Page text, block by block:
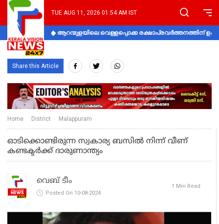
TUE AUG 11, 2026 01:54 AM IST
ആറന്മുളയിലെ വെള്ളപ്പൊക്ക രക്ഷാപ്രവര്‍ത്തനത്തിന്
Share this Article
Home District Malappuram
ഓടിക്കൊണ്ടിരുന്ന സ്വകാര്യ ബസിൽ നിന്ന് വീണ്
കണ്ടക്ടർക്ക് ദാരുണാന്ത്യം
വെബ് ടീം
Posted On 10-08-2024
1 Min Read